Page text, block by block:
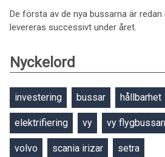
De första av de nya bussarna är redan
levereras successivt under året.
Nyckelord
investering bussar hållbarhet
elektrifiering vy vy
volvo scania irizar setra